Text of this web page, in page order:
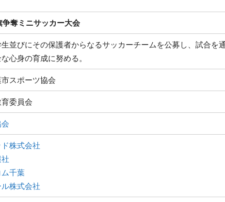
奪ミニサッカー大会
並びにその保護者からなるサッカーチームを公募し、試合を
心身の育成に努める。
スポーツ協会
委員会
株式会社
千葉
株式会社